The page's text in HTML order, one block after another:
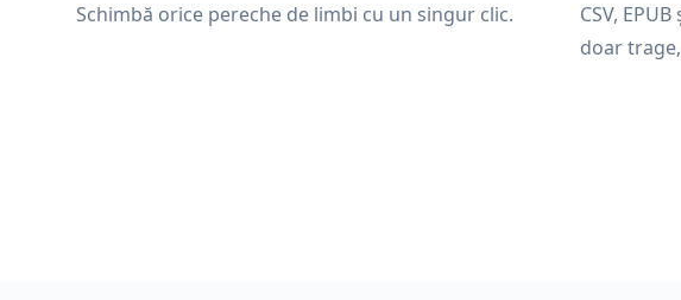
Schimbă orice pereche de limbi cu un singur clic.
CSV,
doar